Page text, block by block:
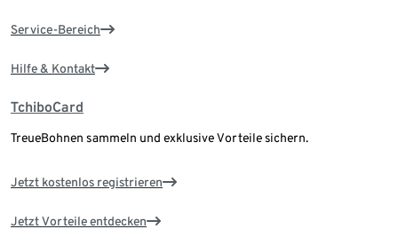
Service-Bereich
Hilfe & Kontakt
TchiboCard
TreueBohnen sammeln und exklusive Vorteile sichern.
Jetzt kostenlos registrieren
Jetzt Vorteile entdecken